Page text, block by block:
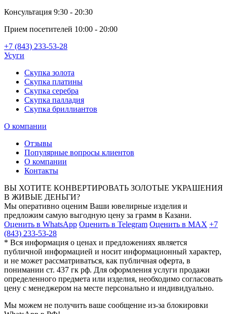
Консультация 9:30 - 20:30
Прием посетителей 10:00 - 20:00
+7 (843) 233-53-28
Усуги
Скупка золота
Скупка платины
Скупка серебра
Скупка палладия
Скупка бриллиантов
О компании
Отзывы
Популярные вопросы клиентов
О компании
Контакты
ВЫ ХОТИТЕ КОНВЕРТИРОВАТЬ ЗОЛОТЫЕ УКРАШЕНИЯ
В ЖИВЫЕ ДЕНЬГИ?
Мы оперативно оценим Ваши ювелирные изделия и
предложим самую выгодную цену за грамм в Казани.
Оценить в WhatsApp Оценить в Telegram Оценить в MAX +7
(843) 233-53-28
* Вся информация о ценах и предложениях является
публичной информацией и носит информационный характер,
и не может рассматриваться, как публичная оферта, в
понимании ст. 437 гк рф. Для оформления услуги продажи
определенного предмета или изделия, необходимо согласовать
цену с менеджером на месте персонально и индивидуально.
Мы можем не получить ваше сообщение из-за блокировки